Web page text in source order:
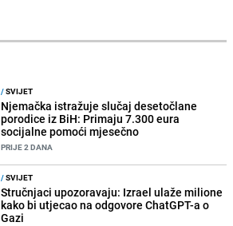
/SVIJET
Njemačka istražuje slučaj desetočlane
porodice iz BiH: Primaju 7.300 eura
socijalne pomoći mjesečno
PRIJE 2 DANA
/SVIJET
Stručnjaci upozoravaju: Izrael ulaže milione
kako bi utjecao na odgovore ChatGPT-a o
Gazi